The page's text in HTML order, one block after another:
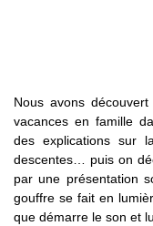
Nous avons
vacances en famille
des explications sur
descentes… puis on
par une présentation
gouffre se fait en
que démarre le son et